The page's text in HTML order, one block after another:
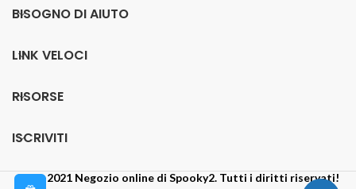
BISOGNO DI AIUTO
LINK VELOCI
RISORSE
ISCRIVITI
2014-2021 Negozio online di Spooky2. Tutti i diritti riservati!